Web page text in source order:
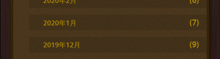
2020年1月 (7)
2019年12月 (9)